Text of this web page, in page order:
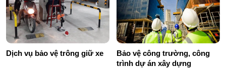
Dịch vụ bảo vệ trông giữ xe
Bảo vệ công trường, công
trình dự án xây dựng